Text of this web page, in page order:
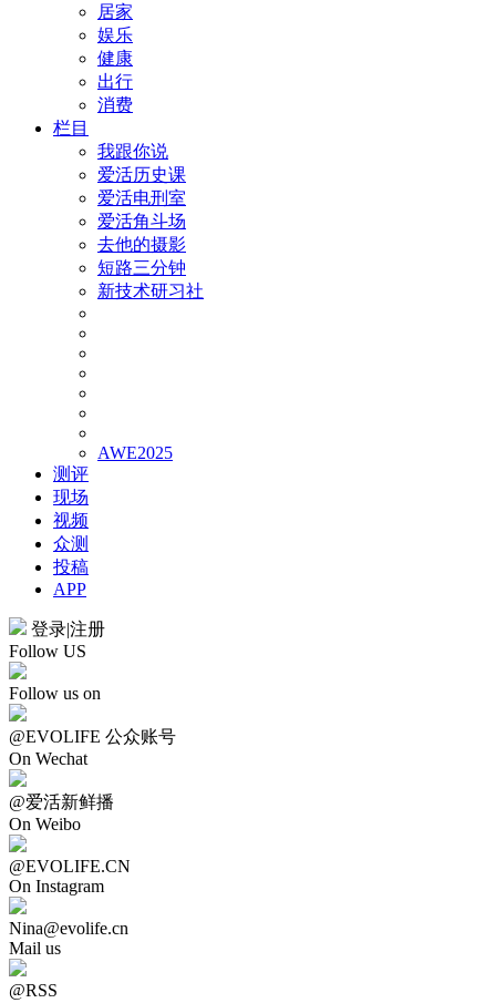
居家
娱乐
健康
出行
消费
栏目
我跟你说
爱活历史课
爱活电刑室
爱活角斗场
去他的摄影
短路三分钟
新技术研习社
AWE2025
测评
现场
视频
众测
投稿
APP
登录|注册
Follow US
Follow us on
@EVOLIFE 公众账号
On Wechat
@爱活新鲜播
On Weibo
@EVOLIFE.CN
On Instagram
Nina@evolife.cn
Mail us
@RSS